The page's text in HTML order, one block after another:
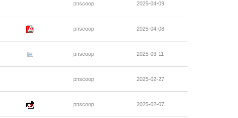
pnscoop 2025-04-09
pnscoop 2025-04-08
pnscoop 2025-03-11
pnscoop 2025-02-27
pnscoop 2025-02-07